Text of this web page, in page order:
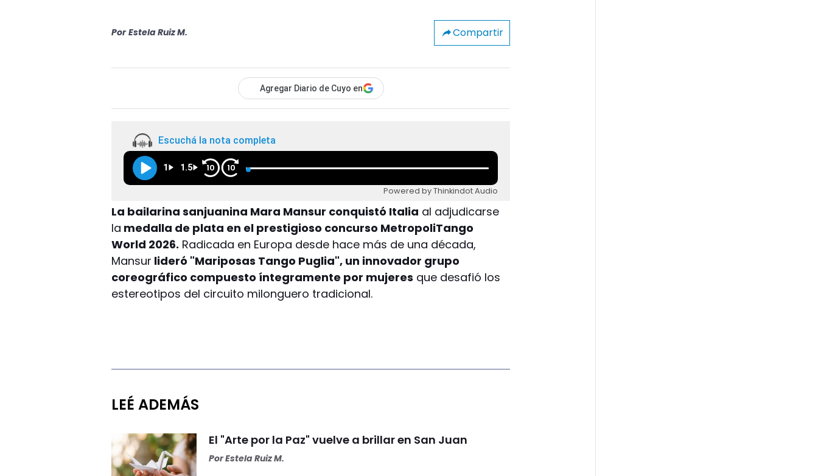
Por Estela Ruiz M. Compartir
Agregar Diario de Cuyo en
Escuchá la nota completa
1 1.5 10 10
Powered by Thinkindot Audio
La bailarina sanjuanina Mara Mansur conquistó Italia al adjudicarse
la medalla de plata en el prestigioso concurso MetropoliTango
World 2026. Radicada en Europa desde hace más de una década,
Mansur lideró "Mariposas Tango Puglia", un innovador grupo
coreográfico compuesto íntegramente por mujeres que desafió los
estereotipos del circuito milonguero tradicional.
LEÉ ADEMÁS
El "Arte por la Paz" vuelve a brillar en San Juan
PorEstela Ruiz M.